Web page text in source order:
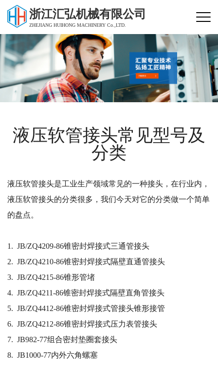
浙江汇弘机械有限公司
ZHEJIANG HUIHONG MACHINERY Co.,LTD.
液压软管接头常见型号及
分类
液压软管接头是工业生产领域常见的一种接头，在行业内，
液压软管接头的分类很多，我们今天对它的分类做一个简单
的盘点。
1. JB/ZQ4209-86锥密封焊接式三通管接头
2. JB/ZQ4210-86锥密封焊接式隔壁直通管接头
3. JB/ZQ4215-86锥形管堵
4. JB/ZQ4211-86锥密封焊接式隔壁直角管接头
5. JB/ZQ4412-86锥密封焊接式管接头锥形接管
6. JB/ZQ4212-86锥密封焊接式压力表管接头
7. JB982-77组合密封垫圈套接头
8. JB1000-77内外六角螺塞